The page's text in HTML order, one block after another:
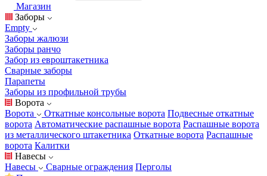
Магазин
Заборы
Empty
Заборы жалюзи
Заборы ранчо
Забор из евроштакетника
Сварные заборы
Парапеты
Заборы из профильной трубы
Ворота
Ворота
Откатные консольные ворота Подвесные откатные
ворота Автоматические распашные ворота Распашные ворота
из металлического штакетника Откатные ворота Распашные
ворота Калитки
Навесы
Навесы
Сварные ограждения Перголы